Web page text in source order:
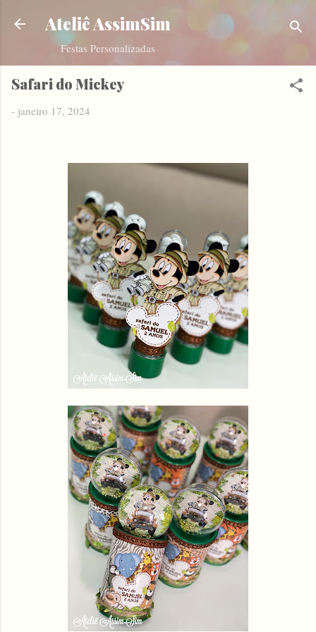
Pular para o conteúdo principal
Ateliê AssimSim
Festas Personalizadas
Safari do Mickey
- janeiro 17, 2024